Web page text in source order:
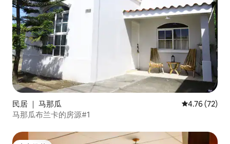
民居 ｜ 马那瓜 平均评分
4.76 (72)
马那瓜布兰卡的房源#1